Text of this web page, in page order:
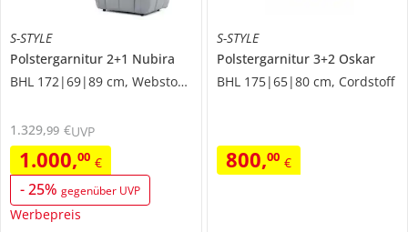
S-STYLE
Polstergarnitur 2+1 Nubira
BHL 172|69|89 cm, Webstoff grob
1.000,00 €
-25% gegenüber UVP
Werbepreis
1.329,99 €UVP
S-STYLE
Polstergarnitur 3+2 Oskar
BHL 175|65|80 cm, Cordstoff
800,00 €